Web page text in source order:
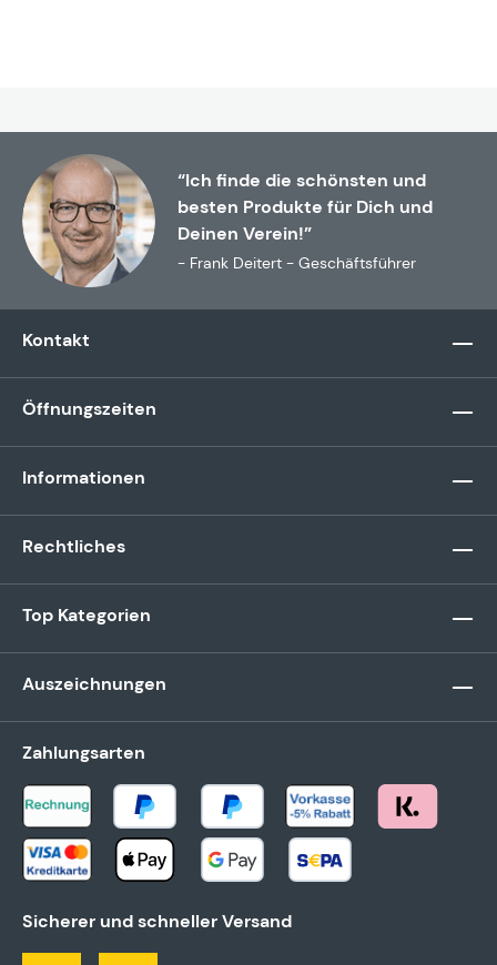
“Ich finde die schönsten und
besten Produkte für Dich und
Deinen Verein!”
- Frank Deitert - Geschäftsführer
Kontakt
Öffnungszeiten
Informationen
Rechtliches
Top Kategorien
Auszeichnungen
Zahlungsarten
Sicherer und schneller Versand